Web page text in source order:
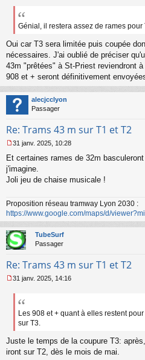
e
a
g
e
n
o
n
u
Génial, il restera assez de rames
Oui car T3 sera limitée puis coupée
nécessaires. J'ai oublié de préciser
43m "prêtées" à St-Priest reviendront
908 et + seront définitivement
alecjcclyon
Passager
Re: Trams 43 m sur T1 et T2
e
s
s
e
n
o
n
l
u
31 janv. 2025, 10:28
Et certaines rames de 32m
j'imagine.
Joli jeu de chaise musicale !
Proposition réseau tramway Lyon 2030 :
https://www.google.com/maps/d/
TubeSurf
Passager
Re: Trams 43 m sur T1 et T2
e
g
e
31 janv. 2025, 14:16
Les 908 et + quant à elles restent
sur T3.
Juste le temps de la coupure T3:
iront sur T2, dès le mois de mai.